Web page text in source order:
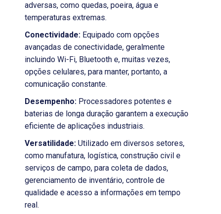
adversas, como quedas, poeira, água e
temperaturas extremas.
Conectividade: Equipado com opções
avançadas de conectividade, geralmente
incluindo Wi-Fi, Bluetooth e, muitas vezes,
opções celulares, para manter, portanto, a
comunicação constante.
Desempenho: Processadores potentes e
baterias de longa duração garantem a execução
eficiente de aplicações industriais.
Versatilidade: Utilizado em diversos setores,
como manufatura, logística, construção civil e
serviços de campo, para coleta de dados,
gerenciamento de inventário, controle de
qualidade e acesso a informações em tempo
real.